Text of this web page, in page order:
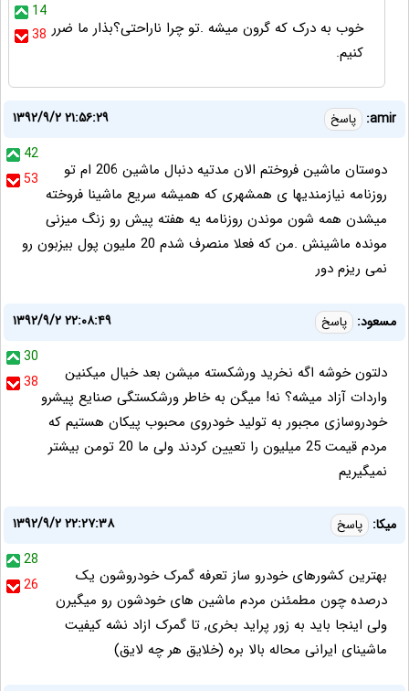
14
38 خوب به درک که گرون میشه .تو چرا ناراحتی؟بذار ما ضرر
کنیم.
amir: پاسخ
۱۳۹۲/۹/۲ ۲۱:۵۶:۲۹
42
53
دوستان ماشین فروختم الان مدتیه دنبال ماشین 206 ام تو
روزنامه نیازمندیها ی همشهری که همیشه سریع ماشینا فروخته
میشدن همه شون موندن روزنامه یه هفته پیش رو زنگ میزنی
مونده ماشینش .من که فعلا منصرف شدم 20 ملیون پول بیزبون رو
نمی ریزم دور
مسعود: پاسخ
۱۳۹۲/۹/۲ ۲۲:۰۸:۴۹
30
38
دلتون خوشه اگه نخرید ورشکسته میشن بعد خیال میکنین
واردات آزاد میشه؟ نه! میگن به خاطر ورشکستگی صنایع پیشرو
خودروسازی مجبور به تولید خودروی محبوب پیکان هستیم که
مردم قیمت 25 میلیون را تعیین کردند ولی ما 20 تومن بیشتر
نمیگیریم
میکا: پاسخ
۱۳۹۲/۹/۲ ۲۲:۲۷:۳۸
28
26
بهترین کشورهای خودرو ساز تعرفه گمرک خودروشون یک
درصده چون مطمئنن مردم ماشین های خودشون رو میگیرن
ولی اینجا باید به زور پراید بخری, تا گمرک ازاد نشه کیفیت
ماشینای ایرانی محاله بالا بره (خلایق هر چه لایق)